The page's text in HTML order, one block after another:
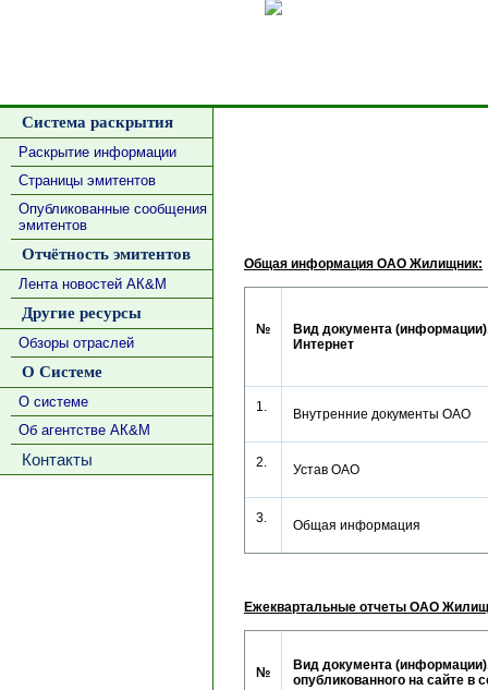
Система раскрытия
Раскрытие информации
Страницы эмитентов
Опубликованные сообщения
эмитентов
Отчётность эмитентов
Лента новостей АК&М
Другие ресурсы
Обзоры отраслей
О Системе
О системе
Об агентстве АК&М
Контакты
Общая информация ОАО Жилищник:
№
Вид документа
Интернет
1. Внутренние документы ОАО
2. Устав ОАО
3. Общая информация
Ежеквартальные отчеты ОАО
№
Вид документа
опубликованного на сайте в